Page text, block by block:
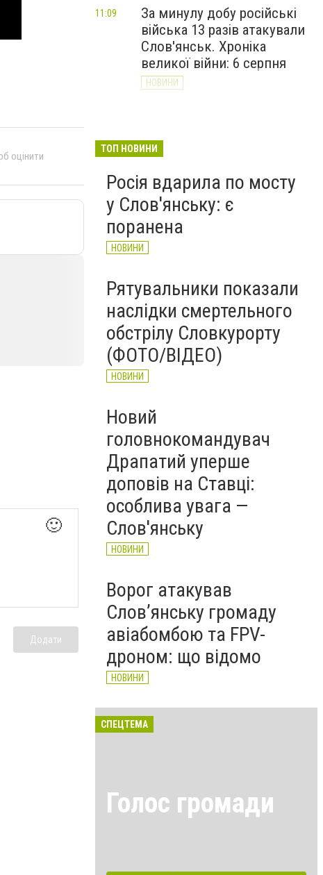
оцінити
🙂
Додати
За минулу добу російські
війська 13 разів атакували
Слов'янськ. Хроніка
великої війни: 6 серпня
НОВИНИ
11:09
Донецькоблгаз припиняє
районів
НОВИНИ
ТОП НОВИНИ
Росія вдарила по мосту
у Слов'янську: є
поранена
НОВИНИ
Рятувальники показали
наслідки смертельного
обстрілу Словкурорту
(ФОТО/ВІДЕО)
НОВИНИ
Новий
головнокомандувач
Драпатий уперше
доповів на Ставці:
особлива увага —
Слов'янську
НОВИНИ
Ворог атакував
Слов’янську громаду
авіабомбою та FPV-
дроном: що відомо
НОВИНИ
СПЕЦТЕМА
Голос громади